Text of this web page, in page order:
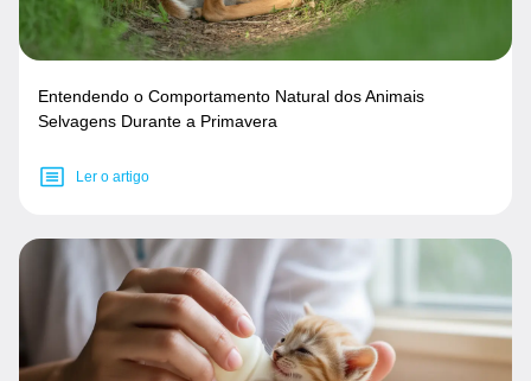
Entendendo o Comportamento Natural dos Animais
Selvagens Durante a Primavera
Ler o artigo